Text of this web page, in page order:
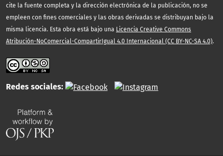
cite la fuente completa y la dirección electrónica de la publicación, no se
empleen con fines comerciales y las obras derivadas se distribuyan bajo la
misma licencia. Esta obra está bajo una Licencia Creative Commons
Atribución-NoComercial-CompartirIgual 4.0 Internacional (CC BY-NC-SA 4.0).
Redes sociales: